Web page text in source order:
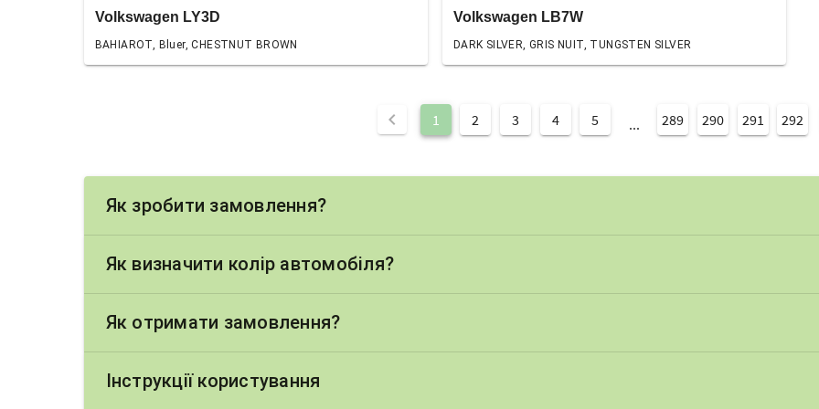
Volkswagen LY3D
BAHIAROT, Bluer, CHESTNUT BROWN
Volkswagen LB7W
DARK SILVER, GRIS NUIT, TUNGSTEN SILVER
chevron_left 1 2 3 4 5 ... 289 290 291 292
Як зробити замовлення?
Як визначити колір автомобіля?
Як отримати замовлення?
Інструкції користування